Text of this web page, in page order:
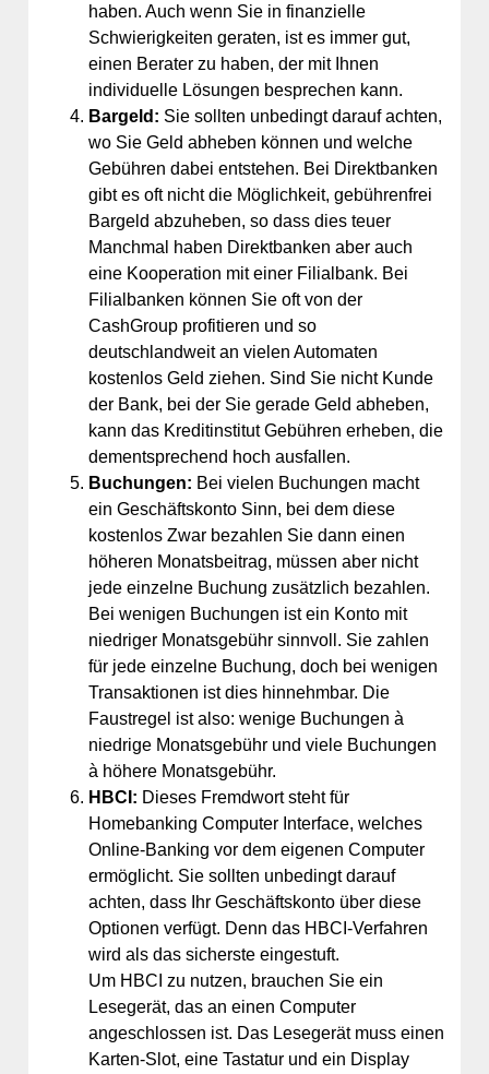
haben. Auch wenn Sie in finanzielle
Schwierigkeiten geraten, ist es immer gut,
einen Berater zu haben, der mit Ihnen
individuelle Lösungen besprechen kann.
Bargeld: Sie sollten unbedingt darauf achten,
wo Sie Geld abheben können und welche
Gebühren dabei entstehen. Bei Direktbanken
gibt es oft nicht die Möglichkeit, gebührenfrei
Bargeld abzuheben, so dass dies teuer
Manchmal haben Direktbanken aber auch
eine Kooperation mit einer Filialbank. Bei
Filialbanken können Sie oft von der
CashGroup profitieren und so
deutschlandweit an vielen Automaten
kostenlos Geld ziehen. Sind Sie nicht Kunde
der Bank, bei der Sie gerade Geld abheben,
kann das Kreditinstitut Gebühren erheben, die
dementsprechend hoch ausfallen.
Buchungen: Bei vielen Buchungen macht
ein Geschäftskonto Sinn, bei dem diese
kostenlos Zwar bezahlen Sie dann einen
höheren Monatsbeitrag, müssen aber nicht
jede einzelne Buchung zusätzlich bezahlen.
Bei wenigen Buchungen ist ein Konto mit
niedriger Monatsgebühr sinnvoll. Sie zahlen
für jede einzelne Buchung, doch bei wenigen
Transaktionen ist dies hinnehmbar. Die
Faustregel ist also: wenige Buchungen à
niedrige Monatsgebühr und viele Buchungen
à höhere Monatsgebühr.
HBCI: Dieses Fremdwort steht für
Homebanking Computer Interface, welches
Online-Banking vor dem eigenen Computer
ermöglicht. Sie sollten unbedingt darauf
achten, dass Ihr Geschäftskonto über diese
Optionen verfügt. Denn das HBCI-Verfahren
wird als das sicherste eingestuft.
Um HBCI zu nutzen, brauchen Sie ein
Lesegerät, das an einen Computer
angeschlossen ist. Das Lesegerät muss einen
Karten-Slot, eine Tastatur und ein Display